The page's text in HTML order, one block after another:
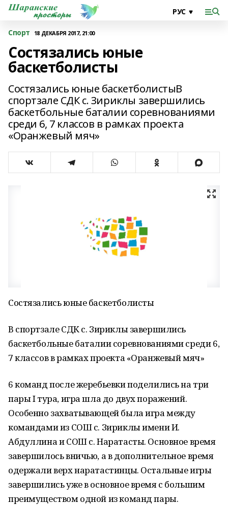
Спорт 18 ДЕКАБРЯ 2017, 21:00
Состязались юные
баскетболисты
Состязались юные баскетболистыВ
спортзале СДК с. Зириклы завершились
баскетбольные баталии соревнованиями
среди 6, 7 классов в рамках проекта
«Оранжевый мяч»
Состязались юные баскетболисты
В спортзале СДК с. Зириклы завершились
баскетбольные баталии соревнованиями среди 6,
7 классов в рамках проекта «Оранжевый мяч»
6 команд после жеребьевки поделились на три
пары I тура, игра шла до двух поражений.
Особенно захватывающей была игра между
командами из СОШ с. Зириклы имени И.
Абдуллина и СОШ с. Наратасты. Основное время
завершилось вничью, а в дополнительное время
одержали верх наратастинцы. Остальные игры
завершились уже в основное время с большим
преимуществом одной из команд пары.